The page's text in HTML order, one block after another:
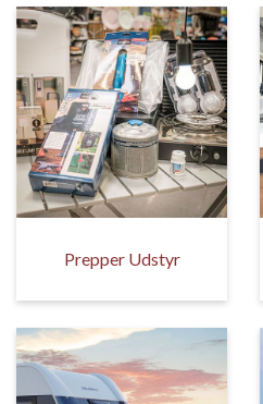
Prepper Udstyr